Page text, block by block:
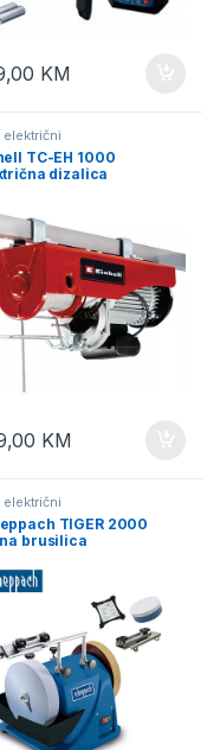
KM
električni
TC-EH 1000
dizalica
KM
električni
TIGER 2000
brusilica